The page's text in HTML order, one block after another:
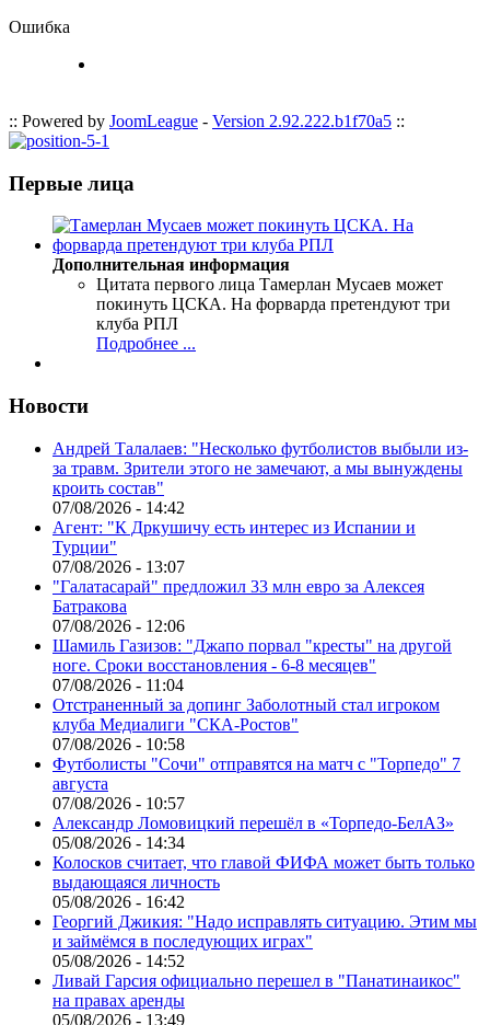
Ошибка
:: Powered by JoomLeague - Version 2.92.222.b1f70a5 ::
Первые лица
Дополнительная информация
Цитата первого лица Тамерлан Мусаев может
покинуть ЦСКА. На форварда претендуют три
клуба РПЛ
Подробнее ...
Новости
Андрей Талалаев: "Несколько футболистов выбыли из-
за травм. Зрители этого не замечают, а мы вынуждены
кроить состав"
07/08/2026 - 14:42
Агент: "К Дркушичу есть интерес из Испании и
Турции"
07/08/2026 - 13:07
"Галатасарай" предложил 33 млн евро за Алексея
Батракова
07/08/2026 - 12:06
Шамиль Газизов: "Джапо порвал "кресты" на другой
ноге. Сроки восстановления - 6-8 месяцев"
07/08/2026 - 11:04
Отстраненный за допинг Заболотный стал игроком
клуба Медиалиги "СКА-Ростов"
07/08/2026 - 10:58
Футболисты "Сочи" отправятся на матч с "Торпедо" 7
августа
07/08/2026 - 10:57
Александр Ломовицкий перешёл в «Торпедо-БелАЗ»
05/08/2026 - 14:34
Колосков считает, что главой ФИФА может быть только
выдающаяся личность
05/08/2026 - 16:42
Георгий Джикия: "Надо исправлять ситуацию. Этим мы
и займёмся в последующих играх"
05/08/2026 - 14:52
Ливай Гарсия официально перешел в "Панатинаикос"
на правах аренды
05/08/2026 - 13:49